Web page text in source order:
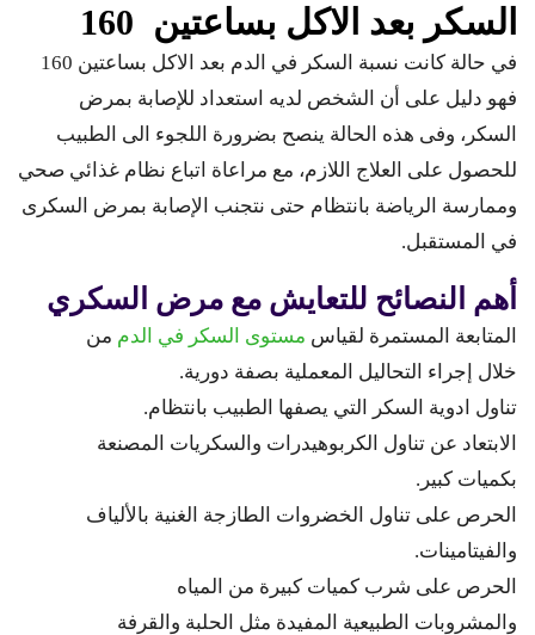
السكر بعد الاكل بساعتين 160
في حالة كانت نسبة السكر في الدم بعد الاكل بساعتين 160
فهو دليل على أن الشخص لديه استعداد للإصابة بمرض
السكر، وفى هذه الحالة ينصح بضرورة اللجوء الى الطبيب
للحصول على العلاج اللازم، مع مراعاة اتباع نظام غذائي صحي
وممارسة الرياضة بانتظام حتى نتجنب الإصابة بمرض السكرى
في المستقبل.
أهم النصائح للتعايش مع مرض السكري
المتابعة المستمرة لقياس مستوى السكر في الدم من
خلال إجراء التحاليل المعملية بصفة دورية.
تناول ادوية السكر التي يصفها الطبيب بانتظام.
الابتعاد عن تناول الكربوهيدرات والسكريات المصنعة
بكميات كبير.
الحرص على تناول الخضروات الطازجة الغنية بالألياف
والفيتامينات.
الحرص على شرب كميات كبيرة من المياه
والمشروبات الطبيعية المفيدة مثل الحلبة والقرفة